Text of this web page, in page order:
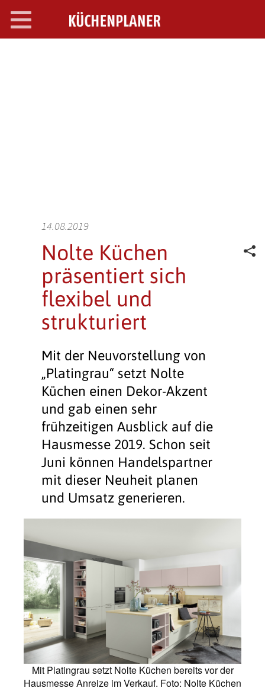
Toggle
navigation
14.08.2019
Nolte Küchen
präsentiert sich
flexibel und
strukturiert
Mit der Neuvorstellung von
„Platingrau“ setzt Nolte
Küchen einen Dekor-Akzent
und gab einen sehr
frühzeitigen Ausblick auf die
Hausmesse 2019. Schon seit
Juni können Handelspartner
mit dieser Neuheit planen
und Umsatz generieren.
Mit Platingrau setzt Nolte Küchen bereits vor der
Hausmesse Anreize im Verkauf. Foto: Nolte Küchen